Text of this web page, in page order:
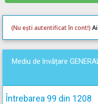
(Nu ești autentificat în cont!)
Mediu de învățare
Întrebarea 99 din 1208